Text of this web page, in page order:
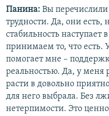
Панина: Вы
трудности. Да, они есть,
стабильность наступает
принимаем то, что есть.
помогает мне –
реальностью. Да, у меня
расти в довольно
для него выбрала. Без
нетерпимости. Это